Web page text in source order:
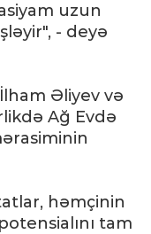
uzun
- deyə
Əliyev və
Ağ Evdə
həmçinin
tam